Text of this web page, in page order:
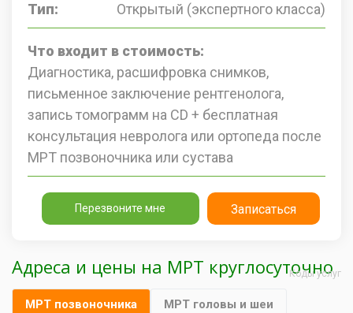
Тип: Открытый (экспертного класса)
Что входит в стоимость:
Диагностика, расшифровка снимков,
письменное заключение рентгенолога,
запись томограмм на CD + бесплатная
консультация невролога или ортопеда после
МРТ позвоночника или сустава
Перезвоните мне Записаться
Адреса и цены на МРТ круглосуточно
МРТ позвоночника МРТ головы и шеи
Коды услуг